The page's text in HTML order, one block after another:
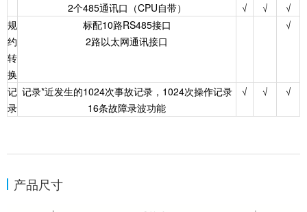
2个485通讯口（CPU自带）
√ √
√
规
约
转
换
标配10路RS485接口
2路以太网通讯接口
√
记
录
记录*近发生的1024次事故记录，1024次操作记录
16条故障录波功能
√ √ √
产品尺寸